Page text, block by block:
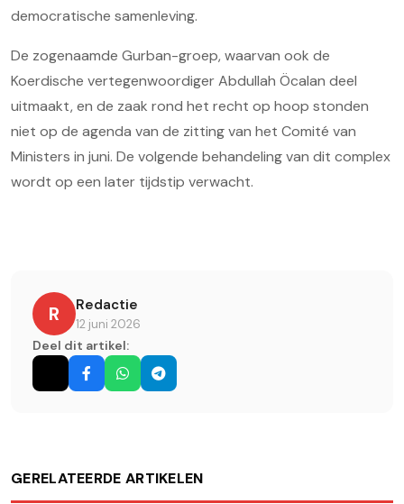
democratische samenleving.
De zogenaamde Gurban-groep, waarvan ook de
Koerdische vertegenwoordiger Abdullah Öcalan deel
uitmaakt, en de zaak rond het recht op hoop stonden
niet op de agenda van de zitting van het Comité van
Ministers in juni. De volgende behandeling van dit complex
wordt op een later tijdstip verwacht.
R Redactie
12 juni 2026
Deel dit artikel:
GERELATEERDE ARTIKELEN